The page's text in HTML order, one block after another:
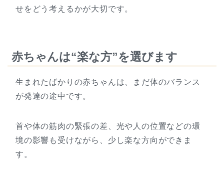
せをどう考えるかが大切です。
赤ちゃんは“楽な方”を選びます
生まれたばかりの赤ちゃんは、まだ体のバランス
が発達の途中です。
首や体の筋肉の緊張の差、光や人の位置などの環
境の影響も受けながら、少し楽な方向ができま
す。